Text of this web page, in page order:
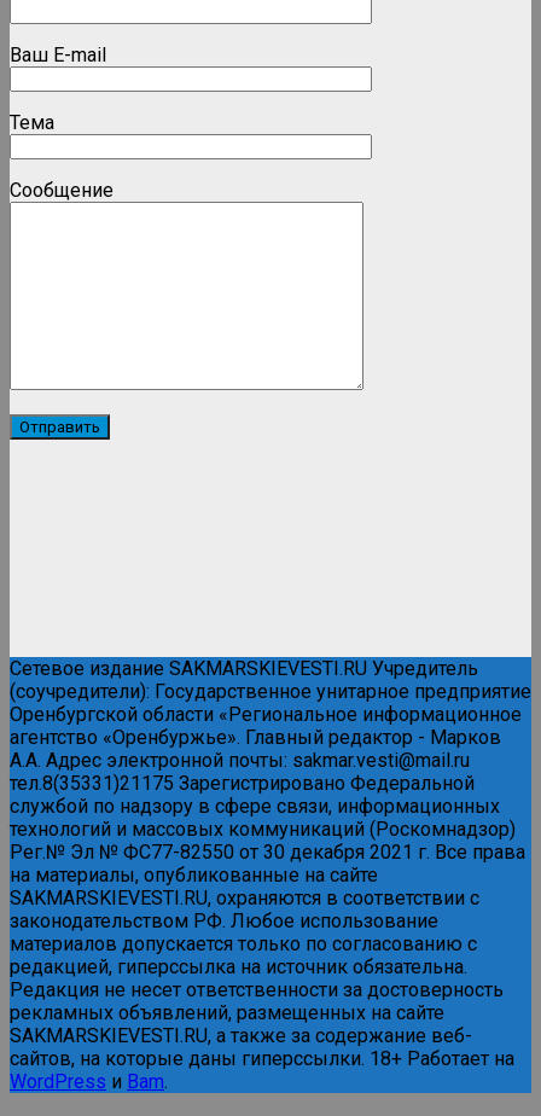
Ваш E-mail
Тема
Сообщение
Сетевое издание SAKMARSKIEVESTI.RU Учредитель
(соучредители): Государственное унитарное предприятие
Оренбургской области «Региональное информационное
агентство «Оренбуржье». Главный редактор - Марков
А.А. Адрес электронной почты: sakmar.vesti@mail.ru
тел.8(35331)21175 Зарегистрировано Федеральной
службой по надзору в сфере связи, информационных
технологий и массовых коммуникаций (Роскомнадзор)
Рег.№ Эл № ФС77-82550 от 30 декабря 2021 г. Все права
на материалы, опубликованные на сайте
SAKMARSKIEVESTI.RU, охраняются в соответствии с
законодательством РФ. Любое использование
материалов допускается только по согласованию с
редакцией, гиперссылка на источник обязательна.
Редакция не несет ответственности за достоверность
рекламных объявлений, размещенных на сайте
SAKMARSKIEVESTI.RU, а также за содержание веб-
сайтов, на которые даны гиперссылки. 18+ Работает на
WordPress и Bam.